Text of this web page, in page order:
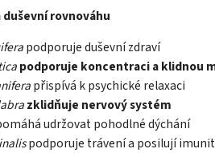
rovnováhu
podporuje duševní zdraví
podporuje koncentraci a klidnou
přispívá k psychické relaxaci
zklidňuje nervový systém
udržovat pohodlné dýchání
podporuje trávení a posilují